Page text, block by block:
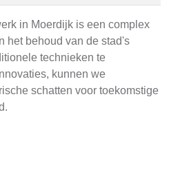
in Moerdijk is een complex
het behoud van de stad's
technieken te
kunnen we
schatten voor toekomstige